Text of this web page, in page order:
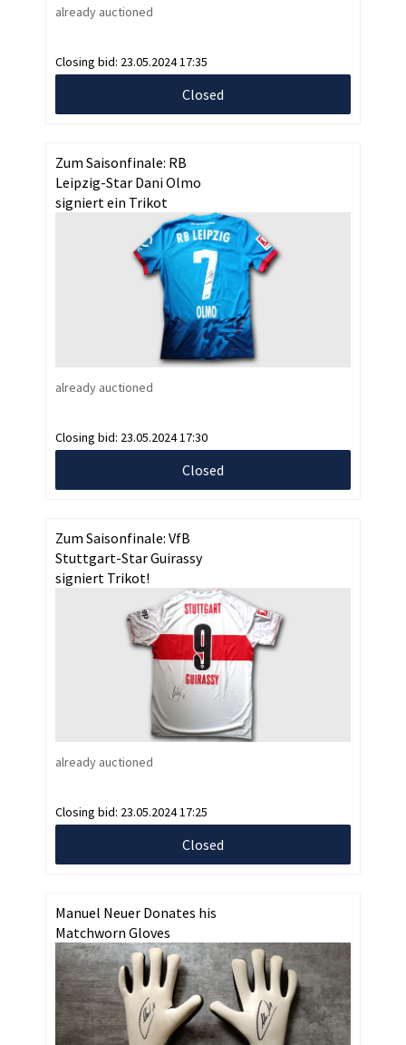
already auctioned
Closing bid: 23.05.2024 17:35
Closed
Zum Saisonfinale: RB
Leipzig-Star Dani Olmo
signiert ein Trikot
already auctioned
Closing bid: 23.05.2024 17:30
Closed
Zum Saisonfinale: VfB
Stuttgart-Star Guirassy
signiert Trikot!
already auctioned
Closing bid: 23.05.2024 17:25
Closed
Manuel Neuer Donates his
Matchworn Gloves